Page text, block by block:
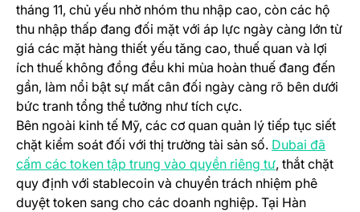
tháng 11, chủ yếu nhờ nhóm thu nhập cao, còn các hộ
thu nhập thấp đang đối mặt với áp lực ngày càng lớn từ
giá các mặt hàng thiết yếu tăng cao, thuế quan và lợi
ích thuế không đồng đều khi mùa hoàn thuế đang đến
gần, làm nổi bật sự mất cân đối ngày càng rõ bên dưới
bức tranh tổng thể tưởng như tích cực.
Bên ngoài kinh tế Mỹ, các cơ quan quản lý tiếp tục siết
chặt kiểm soát đối với thị trường tài sản số. Dubai đã
cấm các token tập trung vào quyền riêng tư(opens in a
, thắt chặt
quy định với stablecoin và chuyển trách nhiệm phê
duyệt token sang cho các doanh nghiệp. Tại Hàn